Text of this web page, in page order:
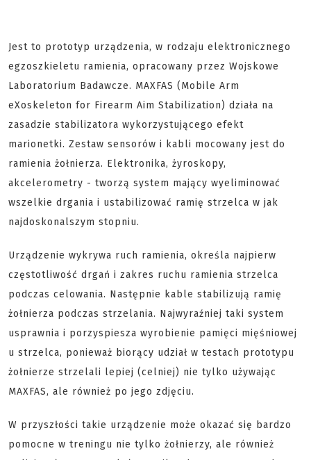
Jest to prototyp urządzenia, w rodzaju elektronicznego
egzoszkieletu ramienia, opracowany przez Wojskowe
Laboratorium Badawcze. MAXFAS (Mobile Arm
eXoskeleton for Firearm Aim Stabilization) działa na
zasadzie stabilizatora wykorzystującego efekt
marionetki. Zestaw sensorów i kabli mocowany jest do
ramienia żołnierza. Elektronika, żyroskopy,
akcelerometry - tworzą system mający wyeliminować
wszelkie drgania i ustabilizować ramię strzelca w jak
najdoskonalszym stopniu.
Urządzenie wykrywa ruch ramienia, określa najpierw
częstotliwość drgań i zakres ruchu ramienia strzelca
podczas celowania. Następnie kable stabilizują ramię
żołnierza podczas strzelania. Najwyraźniej taki system
usprawnia i porzyspiesza wyrobienie pamięci mięśniowej
u strzelca, ponieważ biorący udział w testach prototypu
żołnierze strzelali lepiej (celniej) nie tylko używając
MAXFAS, ale również po jego zdjęciu.
W przyszłości takie urządzenie może okazać się bardzo
pomocne w treningu nie tylko żołnierzy, ale również